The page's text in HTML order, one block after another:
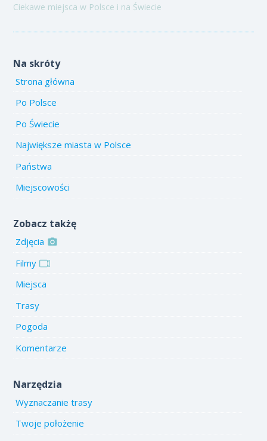
Ciekawe miejsca w Polsce i na Świecie
Na skróty
Strona główna
Po Polsce
Po Świecie
Największe miasta w Polsce
Państwa
Miejscowości
Zobacz takżę
Zdjęcia
Filmy
Miejsca
Trasy
Pogoda
Komentarze
Narzędzia
Wyznaczanie trasy
Twoje położenie